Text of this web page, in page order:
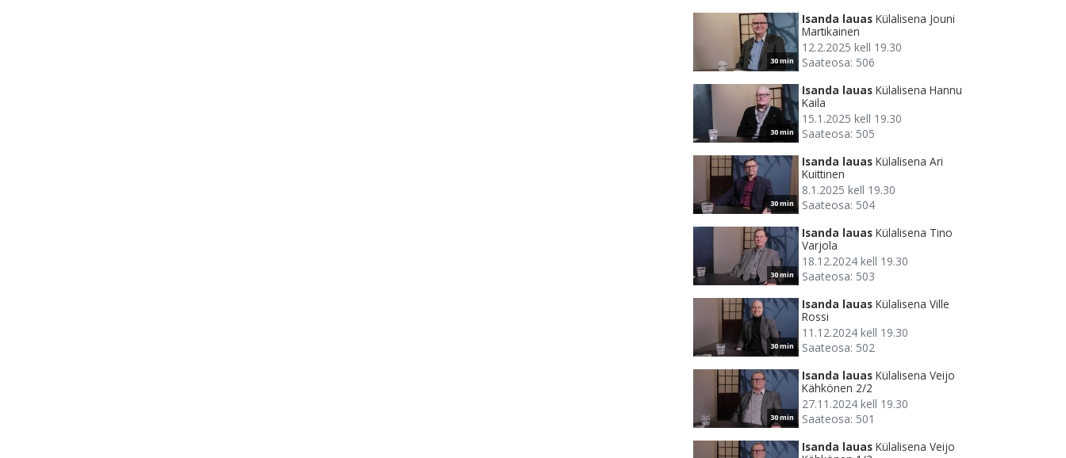
30 min
Isanda lauas Külalisena Jouni
Martikainen
12.2.2025 kell 19.30
Saateosa: 506
30 min
Isanda lauas Külalisena Hannu
Kaila
15.1.2025 kell 19.30
Saateosa: 505
30 min
Isanda lauas Külalisena Ari
Kuittinen
8.1.2025 kell 19.30
Saateosa: 504
30 min
Isanda lauas Külalisena Tino
Varjola
18.12.2024 kell 19.30
Saateosa: 503
30 min
Isanda lauas Külalisena Ville
Rossi
11.12.2024 kell 19.30
Saateosa: 502
30 min
Isanda lauas Külalisena Veijo
Kähkönen 2/2
27.11.2024 kell 19.30
Saateosa: 501
Isanda lauas Külalisena Veijo